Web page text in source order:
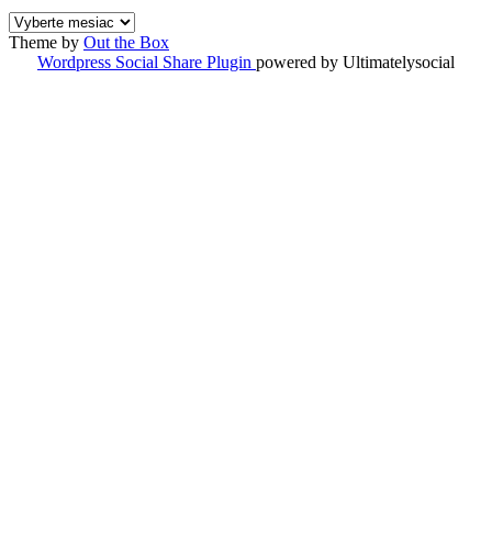
ARCHÍV
ČLÁNKOV
Theme by Out the Box
Wordpress Social Share Plugin powered by Ultimatelysocial